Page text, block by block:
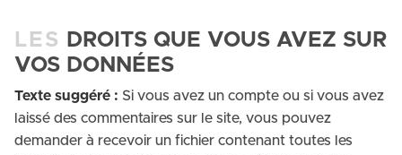
LES
DROITS QUE VOUS AVEZ SUR
VOS DONNÉES
Texte suggéré : Si vous avez un compte ou si vous avez
laissé des commentaires sur le site, vous pouvez
demander à recevoir un fichier contenant toutes les